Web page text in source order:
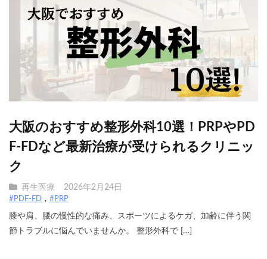
大阪のおすすめ整形外科10選！PRPやPD
F-FDなど最新治療が受けられるクリニッ
ク
再生医療 2026年2月24日
#PDF-FD #PRP
膝や肩、腰の慢性的な痛み、スポーツによるケガ、加齢に伴う関
節トラブルに悩んでいませんか。 整形外科で […]